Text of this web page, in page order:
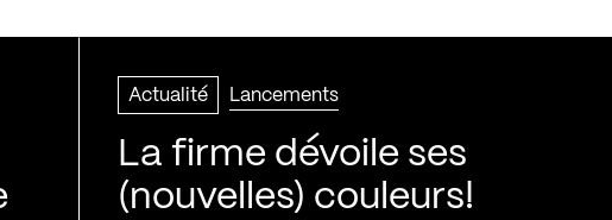
Actualité Lancements
La firme dévoile ses
(nouvelles) couleurs!